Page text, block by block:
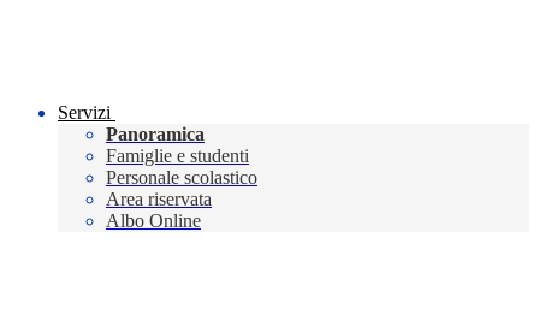
Servizi
Panoramica
Famiglie e studenti
Personale scolastico
Area riservata
Albo Online